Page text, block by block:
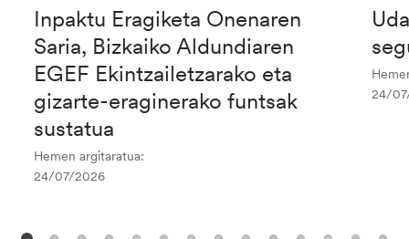
Inpaktu Eragiketa Onenaren
Saria, Bizkaiko Aldundiaren
EGEF Ekintzailetzarako eta
gizarte-eraginerako funtsak
sustatua
Hemen argitaratua:
24/07/2026
24/